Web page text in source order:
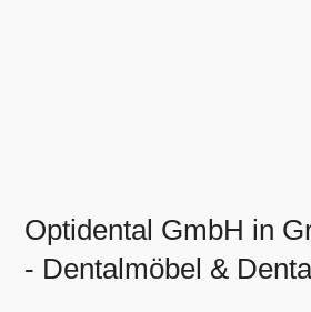
Optidental GmbH in
- Dentalmöbel &